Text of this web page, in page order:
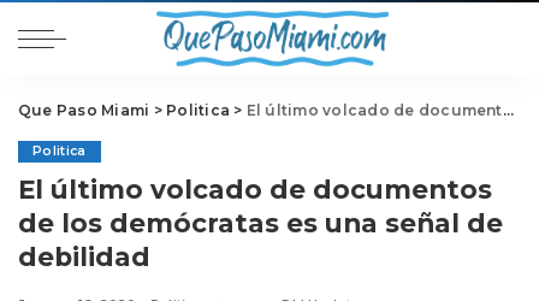
Que Paso Miami > Politica > El último volcado de documentos de los demócratas es una señal de debilidad
Politica
El último volcado de documentos
de los demócratas es una señal de
debilidad